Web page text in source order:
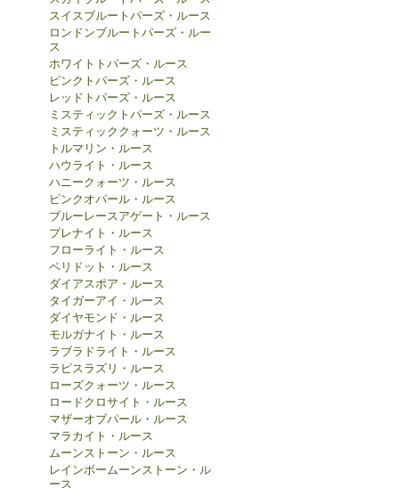
スイスブルートパーズ・ルース
ロンドンブルートパーズ・ルー
ス
ホワイトトパーズ・ルース
ピンクトパーズ・ルース
レッドトパーズ・ルース
ミスティックトパーズ・ルース
ミスティッククォーツ・ルース
トルマリン・ルース
ハウライト・ルース
ハニークォーツ・ルース
ピンクオパール・ルース
ブルーレースアゲート・ルース
プレナイト・ルース
フローライト・ルース
ペリドット・ルース
ダイアスポア・ルース
タイガーアイ・ルース
ダイヤモンド・ルース
モルガナイト・ルース
ラブラドライト・ルース
ラピスラズリ・ルース
ローズクォーツ・ルース
ロードクロサイト・ルース
マザーオブパール・ルース
マラカイト・ルース
ムーンストーン・ルース
レインボームーンストーン・ル
ース